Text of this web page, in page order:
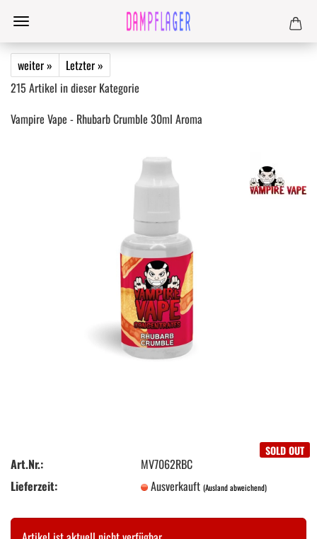
weiter »
Letzter »
215 Artikel in dieser Kategorie
Vampire Vape - Rhubarb Crumble 30ml Aroma
SOLD OUT
Art.Nr.:
MV7062RBC
Lieferzeit:
Ausverkauft(Ausland abweichend)